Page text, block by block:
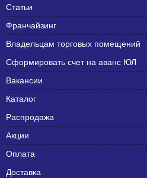
Статьи
Франчайзинг
Владельцам торговых помещений
Сформировать счет на аванс ЮЛ
Вакансии
Каталог
Распродажа
Акции
Оплата
Доставка